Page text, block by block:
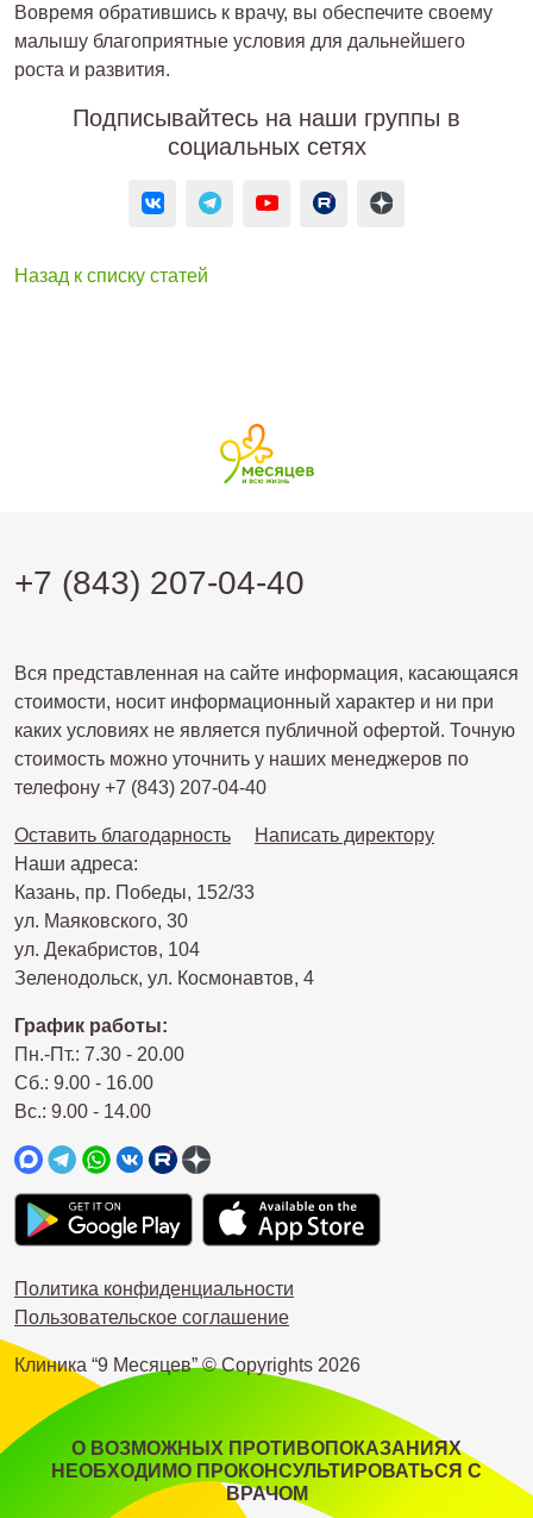
Вовремя обратившись к врачу, вы обеспечите своему
малышу благоприятные условия для дальнейшего
роста и развития.
Подписывайтесь на наши группы в
социальных сетях
Назад к списку статей
+7 (843) 207-04-40
Вся представленная на сайте информация, касающаяся
стоимости, носит информационный характер и ни при
каких условиях не является публичной офертой. Точную
стоимость можно уточнить у наших менеджеров по
телефону +7 (843) 207-04-40
Оставить благодарность
Написать директору
Наши адреса:
Казань, пр. Победы, 152/33
ул. Маяковского, 30
ул. Декабристов, 104
Зеленодольск, ул. Космонавтов, 4
График работы:
Пн.-Пт.: 7.30 - 20.00
Сб.: 9.00 - 16.00
Вс.: 9.00 - 14.00
Клиника “9 Месяцев” © Copyrights 2026
Политика конфиденциальности
Пользовательское соглашение
О ВОЗМОЖНЫХ ПРОТИВОПОКАЗАНИЯХ
НЕОБХОДИМО ПРОКОНСУЛЬТИРОВАТЬСЯ С
ВРАЧОМ